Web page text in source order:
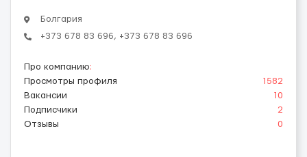
Болгария
+373 678 83 696, +373 678 83 696
Про компанию:
Просмотры профиля
1582
Вакансии
10
Подписчики
2
Отзывы
0